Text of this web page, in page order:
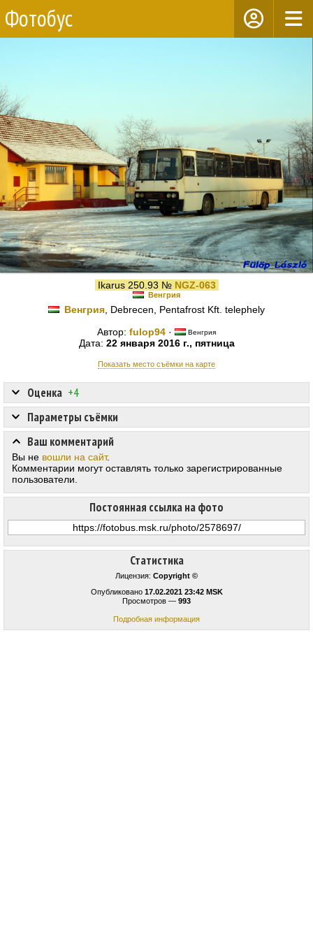
Фотобус
Ikarus 250.93 № NGZ-063
Венгрия
Венгрия , Debrecen, Pentafrost Kft. telephely
Автор: fulop94 · Венгрия
Дата: 22 января 2016 г., пятница
Показать место съёмки на карте
Статистика
Лицензия: Copyright ©
Опубликовано 17.02.2021 23:42 MSK
Просмотров — 993
Подробная информация
Оценка +4
Постоянная ссылка на фото
Параметры съёмки
Ваш комментарий
Вы не вошли на сайт.
Комментарии могут оставлять только зарегистрированные
пользователи.